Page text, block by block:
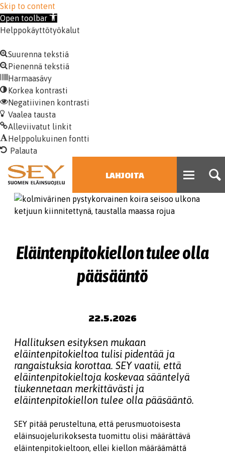
Skip to content
Open toolbar
Helppokäyttötyökalut
Suurenna tekstiä
Pienennä tekstiä
Harmaasävy
Korkea kontrasti
Negatiivinen kontrasti
Vaalea tausta
Alleviivatut linkit
Helppolukuinen fontti
LAHJOITA
Eläintenpitokiellon tulee olla
pääsääntö
22.5.2026
Hallituksen esityksen mukaan
eläintenpitokieltoa tulisi pidentää ja
rangaistuksia korottaa. SEY vaatii, että
eläintenpitokieltoja koskevaa sääntelyä
tiukennetaan merkittävästi ja
eläintenpitokiellon tulee olla pääsääntö.
SEY pitää perusteltuna, että perusmuotoisesta
eläinsuojelurikoksesta tuomittu olisi määrättävä
eläintenpitokieltoon, ellei kiellon määräämättä